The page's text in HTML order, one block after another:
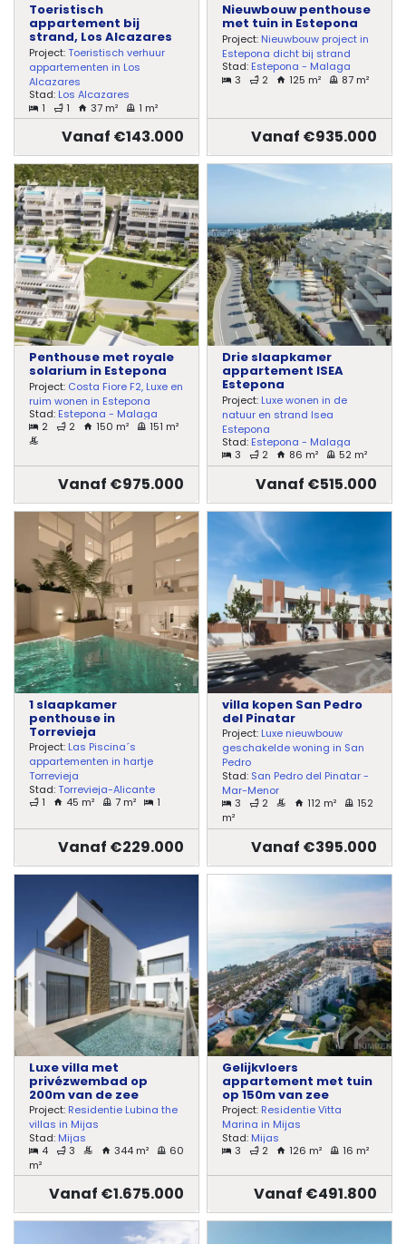
Toeristisch
appartement bij
strand, Los Alcazares
Project:Toeristisch verhuur
appartementen in Los
Alcazares
Stad: Los Alcazares
1
1 37 m² 1 m²
Vanaf €143.000
Nieuwbouw penthouse
met tuin in Estepona
Project: Nieuwbouw project in
Estepona dicht bij strand
Stad: Estepona - Malaga
3
2 125 m² 87 m²
Vanaf €935.000
Penthouse met royale
solarium in Estepona
Project: Costa Fiore F2, Luxe en
ruim wonen in Estepona
Stad: Estepona - Malaga
2
2 150 m² 151 m²
Vanaf €975.000
Drie slaapkamer
appartement ISEA
Estepona
Project: Luxe wonen in de
natuur en strand Isea
Estepona
Stad: Estepona - Malaga
3
2 86 m² 52 m²
Vanaf €515.000
1 slaapkamer
penthouse in
Torrevieja
Project: Las Piscina´s
appartementen in hartje
Torrevieja
Stad:Torrevieja-Alicante
1
45 m² 7 m² 1
Vanaf €229.000
villa kopen San Pedro
del Pinatar
Project: Luxe nieuwbouw
geschakelde woning in San
Pedro
Stad: San Pedro del Pinatar -
Mar-Menor
3
2 112 m²
152
m²
Vanaf €395.000
Luxe villa met
privézwembad op
200m van de zee
Project: Residentie Lubina the
villas in Mijas
Stad: Mijas
4
3 344 m²
60
m²
Vanaf €1.675.000
Gelijkvloers
appartement met tuin
op 150m van zee
Project: Residentie Vitta
Marina in Mijas
Stad: Mijas
3
2 126 m² 16 m²
Vanaf €491.800